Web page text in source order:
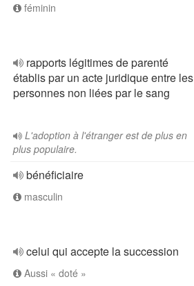
féminin
rapports légitimes de parenté
établis par un acte juridique entre les
personnes non liées par le sang
L'adoption à l'étranger est de plus en
plus populaire.
bénéficiaire
masculin
celui qui accepte la succession
Aussi « doté »